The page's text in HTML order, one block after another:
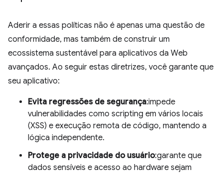
Aderir a essas políticas não é apenas uma questão de
conformidade, mas também de construir um
ecossistema sustentável para aplicativos da Web
avançados. Ao seguir estas diretrizes, você garante que
seu aplicativo:
Evita regressões de segurança:impede
vulnerabilidades como scripting em vários locais
(XSS) e execução remota de código, mantendo a
lógica independente.
Protege a privacidade do usuário:garante que
dados sensíveis e acesso ao hardware sejam